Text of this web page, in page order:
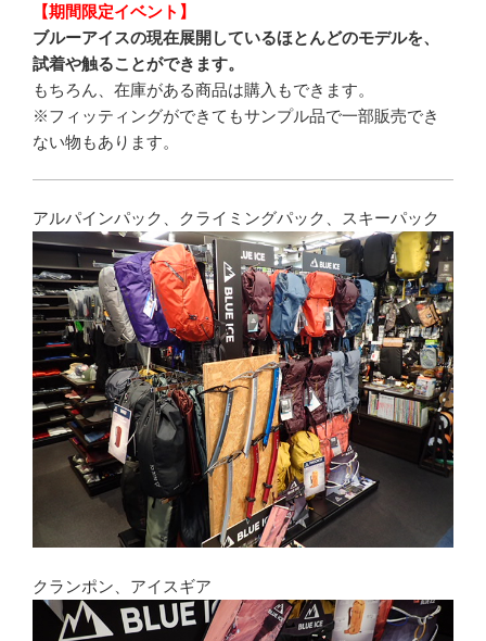
【期間限定イベント】
ブルーアイスの現在展開しているほとんどのモデルを、
試着や触ることができます。
もちろん、在庫がある商品は購入もできます。
※フィッティングができてもサンプル品で一部販売でき
ない物もあります。
アルパインパック、クライミングパック、スキーパック
クランポン、アイスギア